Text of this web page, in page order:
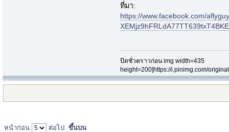
ที่มา:
https://www.facebook.com/
ปิดชั่วคราวก่อน img width=435
height=200]https://i.pinimg.com/
หน้าก่อน ต่อไป ขึ้นบน